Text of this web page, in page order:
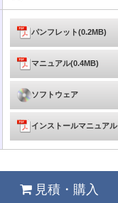
パンフレット(0.2MB)
マニュアル(0.4MB)
ソフトウェア
インストールマニュアル
見積・購入